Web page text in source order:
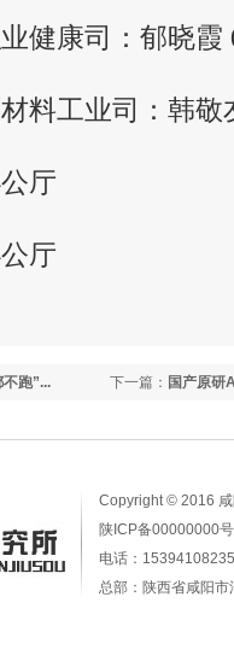
康司：郁晓霞
工业司：韩敬
厅
厅
下一篇： 国产原研
跑”...
Copyright © 2016
陕ICP备00000000号
电话：
总部：陕西省咸阳